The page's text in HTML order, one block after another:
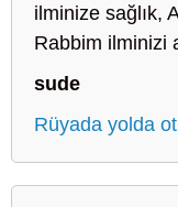
ilminize sağlık,
Rabbim ilminizi
sude
Rüyada yolda